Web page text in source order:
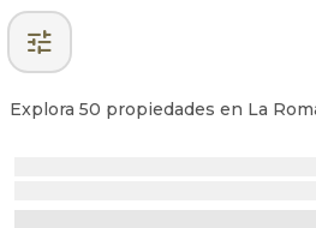
tune
Explora 50 propiedades en La